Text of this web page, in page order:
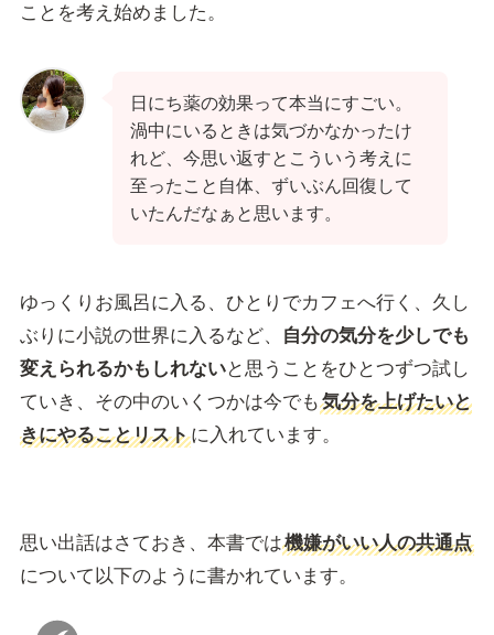
ことを考え始めました。
日にち薬の効果って本当にすごい。
渦中にいるときは気づかなかったけ
れど、今思い返すとこういう考えに
至ったこと自体、ずいぶん回復して
いたんだなぁと思います。
ゆっくりお風呂に入る、ひとりでカフェへ行く、久し
ぶりに小説の世界に入るなど、
自分の気分を少しでも
変えられるかもしれないと思うことをひとつずつ試し
ていき、その中のいくつかは今でも 気分を上げたいと
きにやることリストに入れています。
思い出話はさておき、本書では機嫌がいい人の共通点
について以下のように書かれています。